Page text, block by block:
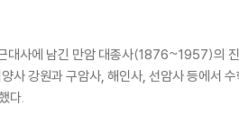
대사에 남긴 만암 대종사(1876~1957)의
사 강원과 구암사, 해인사, 선암사 등에서
다.